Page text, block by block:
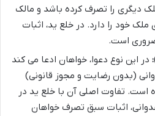
دیگری را تصرف کرده باشد و مالک
خود را دارد. در خلع ید، اثبات
است.
در این نوع دعوا، خواهان ادعا می کند
(بدون رضایت و مجوز قانونی)
تفاوت اصلی آن با خلع ید در
اثبات سبق تصرف خواهان